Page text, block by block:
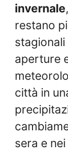
invernale
restano
aperture
città in
sera e